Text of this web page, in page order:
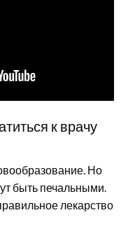
к врачу
Но
быть печальными.
лекарство